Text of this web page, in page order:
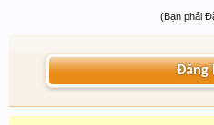
(Bạn phải
Đăng